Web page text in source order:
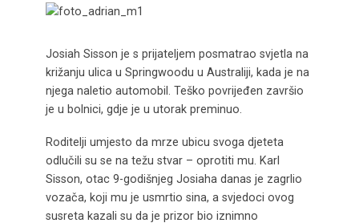
Josiah Sisson je s prijateljem posmatrao svjetla na
križanju ulica u Springwoodu u Australiji, kada je na
njega naletio automobil. Teško povrijeđen završio
je u bolnici, gdje je u utorak preminuo.
Roditelji umjesto da mrze ubicu svoga djeteta
odlučili su se na težu stvar – oprotiti mu. Karl
Sisson, otac 9-godišnjeg Josiaha danas je zagrlio
vozača, koji mu je usmrtio sina, a svjedoci ovog
susreta kazali su da je prizor bio iznimno